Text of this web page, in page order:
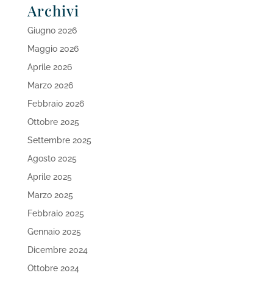
Archivi
Giugno 2026
Maggio 2026
Aprile 2026
Marzo 2026
Febbraio 2026
Ottobre 2025
Settembre 2025
Agosto 2025
Aprile 2025
Marzo 2025
Febbraio 2025
Gennaio 2025
Dicembre 2024
Ottobre 2024